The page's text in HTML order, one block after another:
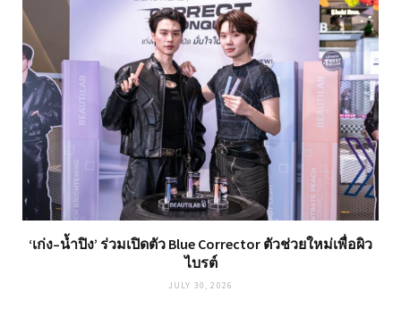
‘เก่ง–น้ำปิง’ ร่วมเปิดตัว Blue Corrector ตัวช่วยใหม่เพื่อผิว
ไบรต์
JULY 30, 2026